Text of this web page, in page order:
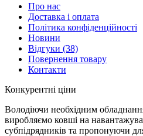
Про нас
Доставка і оплата
Політика конфіденційності
Новини
Відгуки (38)
Повернення товару
Контакти
Конкурентні ціни
Володіючи необхідним
виробляємо ковші на
субпідрядників та пропонуючи